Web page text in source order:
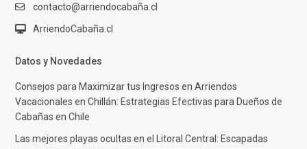
contacto@arriendocabaña.cl
ArriendoCabaña.cl
Datos y Novedades
Consejos para Maximizar tus Ingresos en Arriendos
Vacacionales en Chillán: Estrategias Efectivas para Dueños de
Cabañas en Chile
Las mejores playas ocultas en el Litoral Central: Escapadas